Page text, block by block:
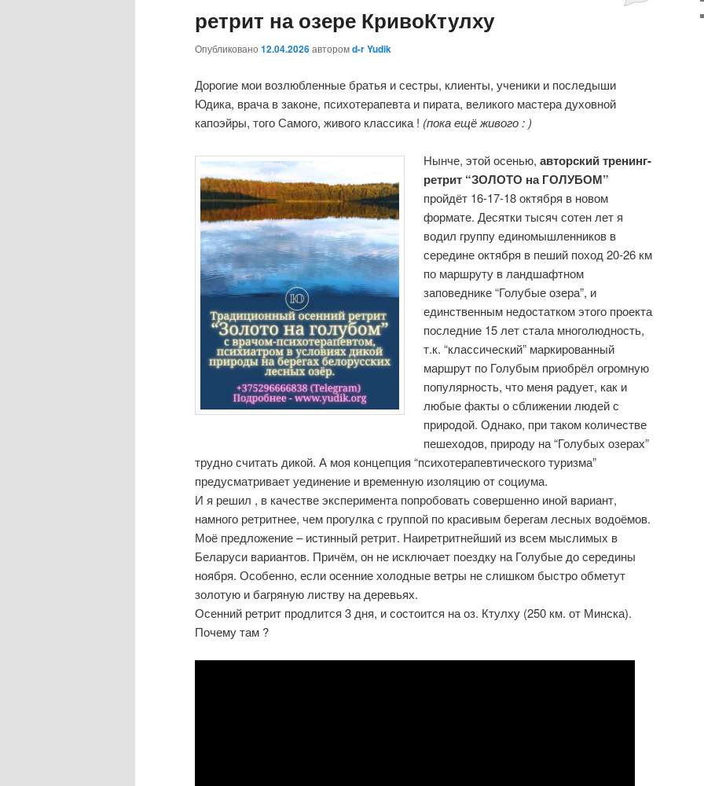
ретрит на озере КривоКтулху
Опубликовано 12.04.2026авторомd-r Yudik
Дорогие мои возлюбленные братья и сестры, клиенты, ученики и последыши
Юдика, врача в законе, психотерапевта и пирата, великого мастера духовной
капоэйры, того Самого, живого классика ! (пока ещё живого : )
Нынче, этой осенью,авторский тренинг-
ретрит “ЗОЛОТО на ГОЛУБОМ”
пройдёт 16-17-18 октября в новом
формате. Десятки тысяч сотен лет я
водил группу единомышленников в
середине октября в пеший поход 20-26 км
по маршруту в ландшафтном
заповеднике “Голубые озера”, и
единственным недостатком этого проекта
последние 15 лет стала многолюдность,
т.к. “классический” маркированный
маршрут по Голубым приобрёл огромную
популярность, что меня радует, как и
любые факты о сближении людей с
природой. Однако, при таком количестве
пешеходов, природу на “Голубых озерах”
трудно считать дикой. А моя концепция “психотерапевтического туризма”
предусматривает уединение и временную изоляцию от социума.
И я решил , в качестве эксперимента попробовать совершенно иной вариант,
намного ретритнее, чем прогулка с группой по красивым берегам лесных водоёмов.
Моё предложение – истинный ретрит. Наиретритнейший из всем мыслимых в
Беларуси вариантов. Причём, он не исключает поездку на Голубые до середины
ноября. Особенно, если осенние холодные ветры не слишком быстро обметут
золотую и багряную листву на деревьях.
Осенний ретрит продлится 3 дня, и состоится на оз. Ктулху (250 км. от Минска).
Почему там ?